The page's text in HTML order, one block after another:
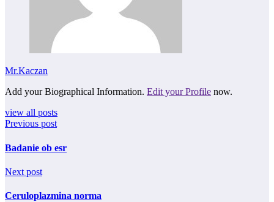
Mr.Kaczan
Add your Biographical Information. Edit your Profile now.
view all posts
Previous post
Badanie ob esr
Next post
Ceruloplazmina norma